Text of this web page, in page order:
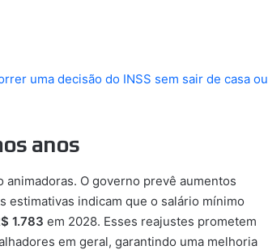
uma decisão do INSS sem sair de casa ou
anos
O governo prevê aumentos
estimativas indicam que o salário mínimo
1.783 em 2028. Esses reajustes prometem
em geral, garantindo uma melhoria